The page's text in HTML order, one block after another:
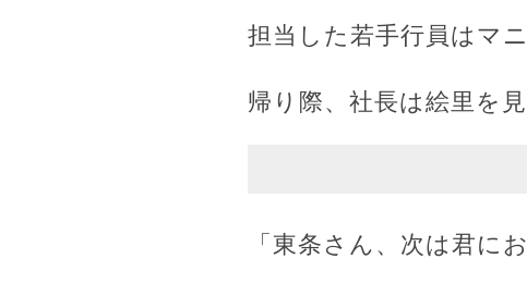
担当した若手行員はマ
帰り際、社長は絵里を
「東条さん、次は君に